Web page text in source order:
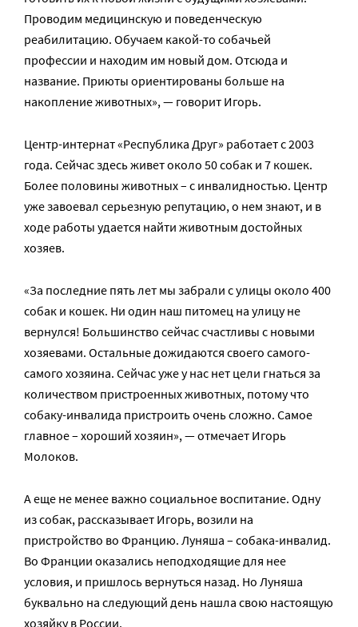
Проводим медицинскую и поведенческую
реабилитацию. Обучаем какой-то собачьей
профессии и находим им новый дом. Отсюда и
название. Приюты ориентированы больше на
накопление животных», — говорит Игорь.
Центр-интернат «Республика Друг» работает с 2003
года. Сейчас здесь живет около 50 собак и 7 кошек.
Более половины животных – с инвалидностью. Центр
уже завоевал серьезную репутацию, о нем знают, и в
ходе работы удается найти животным достойных
хозяев.
«За последние пять лет мы забрали с улицы около 400
собак и кошек. Ни один наш питомец на улицу не
вернулся! Большинство сейчас счастливы с новыми
хозяевами. Остальные дожидаются своего самого-
самого хозяина. Сейчас уже у нас нет цели гнаться за
количеством пристроенных животных, потому что
собаку-инвалида пристроить очень сложно. Самое
главное – хороший хозяин», — отмечает Игорь
Молоков.
А еще не менее важно социальное воспитание. Одну
из собак, рассказывает Игорь, возили на
пристройство во Францию. Луняша – собака-инвалид.
Во Франции оказались неподходящие для нее
условия, и пришлось вернуться назад. Но Луняша
буквально на следующий день нашла свою настоящую
хозяйку в России.